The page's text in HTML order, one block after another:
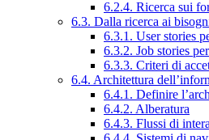
6.2.4. Ricerca sui
6.3. Dalla ricerca ai
6.3.1. User stories
6.3.2. Job stories
6.3.3. Criteri di
6.4. Architettura
6.4.1. Definire
6.4.2. Alberatura
6.4.3. Flussi di